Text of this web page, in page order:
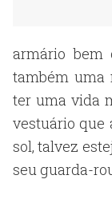
armário bem
também uma
ter uma vida
vestuário que
sol, talvez
seu guarda-